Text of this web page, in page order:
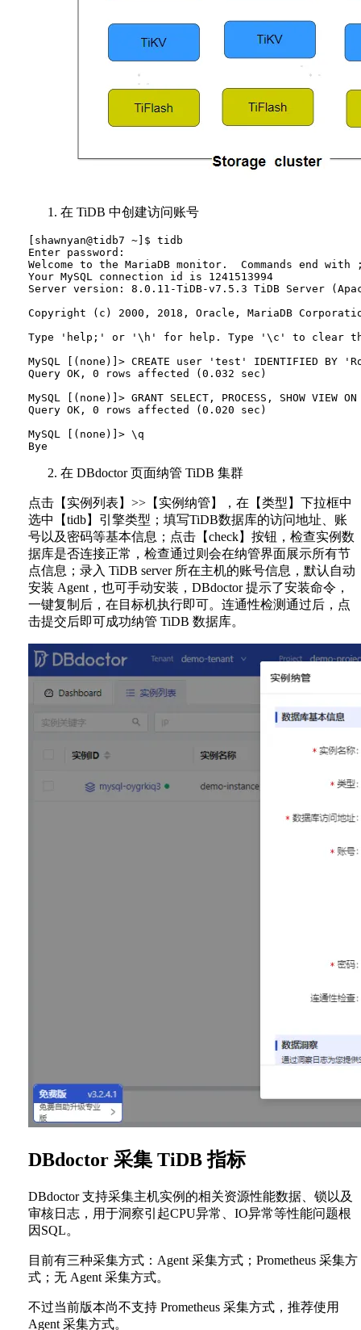
在 TiDB 中创建访问账号
[shawnyan@tidb7 ~]$ tidb
Enter password:
Welcome to the MariaDB monitor.  Commands end
Your MySQL connection id is 1241513994
Server version: 8.0.11-TiDB-v7.5.3 TiDB Server
Copyright (c) 2000, 2018, Oracle, MariaDB
Type 'help;' or '\h' for help. Type '\c' to clear
MySQL [(none)]> CREATE user 'test' IDENTIFIED BY
Query OK, 0 rows affected (0.032 sec)
MySQL [(none)]> GRANT SELECT, PROCESS, SHOW
Query OK, 0 rows affected (0.020 sec)
MySQL [(none)]> \q
在 DBdoctor 页面纳管 TiDB 集群
点击【实例列表】>>【实例纳管】，在【类型】下拉框中
选中【tidb】引擎类型；填写TiDB数据库的访问地址、账
号以及密码等基本信息；点击【check】按钮，检查实例数
据库是否连接正常，检查通过则会在纳管界面展示所有节
点信息；录入 TiDB server 所在主机的账号信息，默认自动
安装 Agent，也可手动安装，DBdoctor 提示了安装命令，
一键复制后，在目标机执行即可。连通性检测通过后，点
击提交后即可成功纳管 TiDB 数据库。
DBdoctor 采集 TiDB 指标
DBdoctor 支持采集主机实例的相关资源性能数据、锁以及
审核日志，用于洞察引起CPU异常、IO异常等性能问题根
因SQL。
目前有三种采集方式：Agent 采集方式；Prometheus 采集方
式；无 Agent 采集方式。
不过当前版本尚不支持 Prometheus 采集方式，推荐使用
Agent 采集方式。